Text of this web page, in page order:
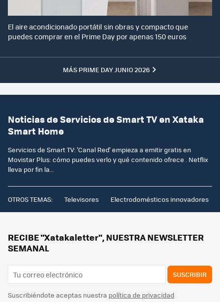
El aire acondicionado portátil sin obras y compacto que
puedes comprar en el Prime Day por apenas 150 euros
MÁS PRIME DAY JUNIO 2026
Noticias de Servicios de Smart TV en Xataka
Smart Home
Servicios de Smart TV: 'Canal Red' empieza a emitir gratis en
Movistar Plus: cómo puedes verlo y qué contenido ofrece . Netflix
lleva por fin la...
OTROS TEMAS: Televisores Electrodomésticos innovadores
RECIBE "Xatakaletter", NUESTRA NEWSLETTER
SEMANAL
SUSCRIBIR
Suscribiéndote aceptas nuestra política de privacidad